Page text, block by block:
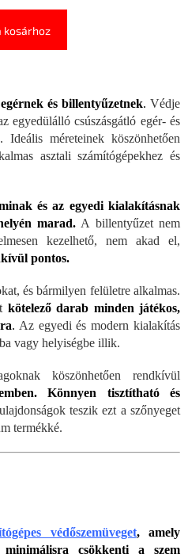
kosárhoz
és billentyűzetnek. Védje
egyedülálló csúszásgátló egér- és
méreteinek köszönhetően
asztali számítógépekhez és
és az egyedi kialakításnak
marad. A billentyűzet nem
kezelhető, nem akad el,
pontos.
és bármilyen felületre alkalmas.
kötelező darab minden játékos,
. Az egyedi és modern kialakítás
vagy helyiségbe illik.
köszönhetően rendkívül
Könnyen tisztítható és
teszik ezt a szőnyeget
termékké.
védőszemüveget,amely
csökkenti a szem